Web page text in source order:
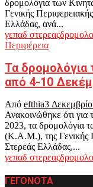
δρομολόγια των
Γενικής
Ελλάδας, ανά...
γεπαδ στερεας
Περιφέρεια
Τα
από 4-10
Από efthia3
Ανακοινώθηκε ότι
2023, τα δρομολόγια
(Κ.Α.Μ.), της Γενικής
Στερεάς Ελλάδας,...
γεπαδ στερεας
ΓΕΓΟΝΟΤΑ